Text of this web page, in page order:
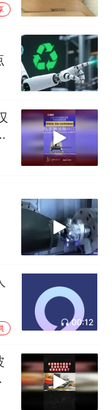
枚命中就能让航
着反而更省电？
登陆 中心附近最
平么？
00:12